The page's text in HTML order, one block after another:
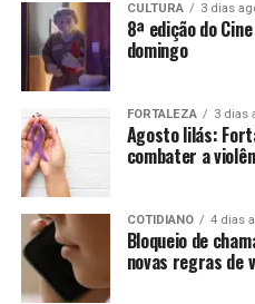
CULTURA 3 dias
8ª edição do
domingo
FORTALEZA 3 dias
Agosto lilás:
combater a
COTIDIANO 4 dias
Bloqueio de
novas regras de